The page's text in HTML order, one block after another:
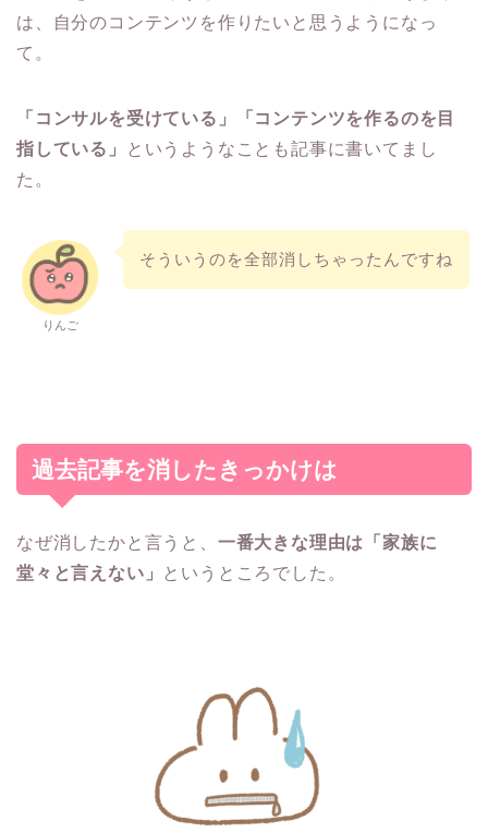
は、自分のコンテンツを作りたいと思うようになっ
て。
「コンサルを受けている」「コンテンツを作るのを目
指している」
というようなことも記事に書いてまし
た。
りんご
そういうのを全部消しちゃったんですね
過去記事を消したきっかけは
なぜ消したかと言うと、 一番大きな理由は「家族に
堂々と言えない」
というところでした。